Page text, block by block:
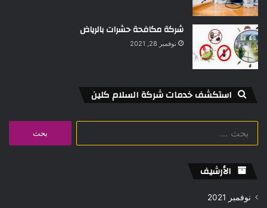
شركة مكافحة حشرات بالرياض
نوفمبر 28, 2021
استكشف خدمات شركة السلام كلين
الأرشيف
نوفمبر 2021